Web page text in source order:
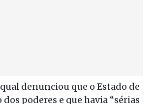
denunciou que o Estado de
poderes e que havia “sérias